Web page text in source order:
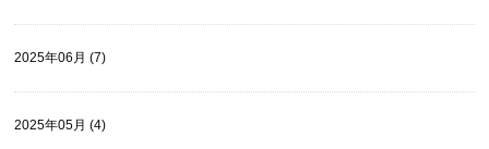
2025年06月 (7)
2025年05月 (4)